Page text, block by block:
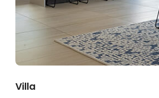
Villa